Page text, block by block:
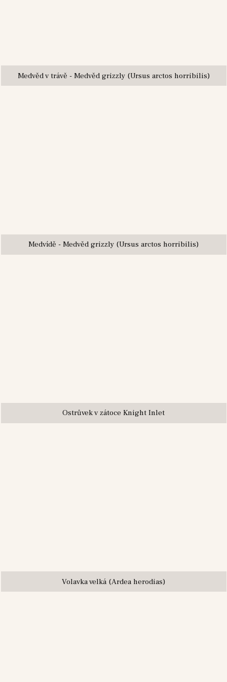
Medvěd v trávě - Medvěd grizzly (Ursus arctos horribilis)
Medvídě - Medvěd grizzly (Ursus arctos horribilis)
Ostrůvek v zátoce Knight Inlet
Volavka velká (Ardea herodias)